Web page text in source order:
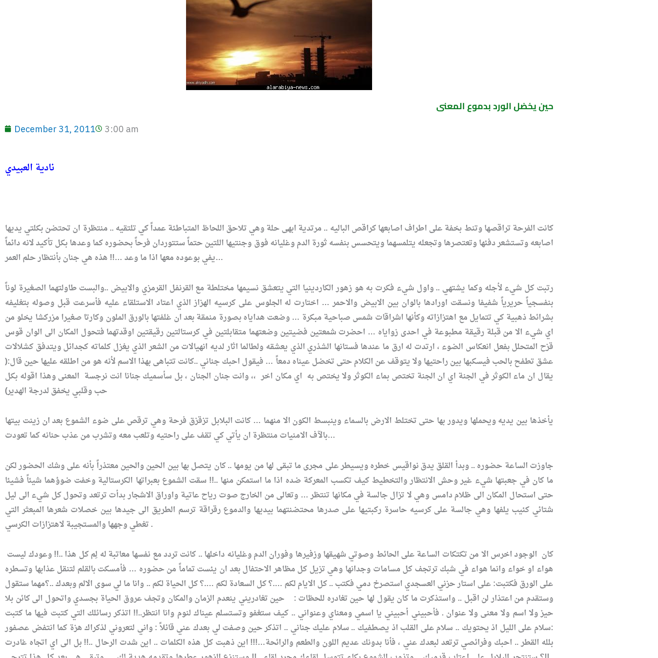
حين يخضل الورد بدموع المعنى
December 31, 2011 3:00 am
نادية العبيدي
كانت الفرحة تراقصها وتنط بخفة على اطراف اصابعها كراقص الباليه .. مرتدية ابهى حلة وهي تلاحق اللحاظ المتباطئة عمداً كي تلتقيه .. منتظرة ان تحتضن بكلتي يديها
اصابعه وتستشعر دفئها وتعتصرها وتجعله يتلمسهما ويتحسس بنفسه ثورة الدم وغليانه فوق وجنتيها اللتين حتماً ستتوردان فرحاً بحضوره كما وعدها بكل تأكيد لانه دائماً
يفي بوعوده معها اذا ما وعد …!! هذه هي جنان بأنتظار حلم العمر…
رتبت كل شيء لأجله وكما يشتهي .. واول شيء فكرت به هو زهور الكاردينيا التي يتعشق نسيمها مختلطة مع القرنفل القرمزي والابيض ..والبست طاولتهما الصغيرة لوناً
بنفسجياً حريرياً شفيفا ونسقت اورادها بالوان بين الابيض والاحمر … اختارت له الجلوس على كرسيه الهزاز الذي اعتاد الاستلقاء عليه فأسرعت قبل وصوله بتغليفه
بشرائط ذهبية كي تتمايل مع اهتزازاته وكأنها اشراقات شمس صباحية مبكرة … وضعت هداياه بصورة منمقة بعد ان غلفتها بالورق الملون وكارتا صغيرا مزركشا يخلو من
اي شيء الا من قبلة رقيقة مطبوعة في احدى زواياه … احضرت شمعتين فضيتين وضعتهما متقابلتين في كرستالتين رقيقتين اوقدتهما فتحول المكان الى الوان قوس
قزح المتحلل بفعل انعكاس الضوء ، ارتدت له ارق ما عندها فستانها الشذري الذي يعشقه ولطالما اثار لديه انهيالات من الشعر الذي يغزل كلماته كجدائل ويتدفق كشلالات
عشق تطفح بالحب فيسكبها بين راحتيها ولا يتوقف عن الكلام حتى تخضل عيناه دمعاً … فيقول احبك جناني ..كانت تتباهى بهذا الاسم لأنه هو من اطلقه عليها حين قال:(
يقال ان ماء الكوثر في الجنة اي ان الجنة تختص بماء الكوثر ولا يختص به اي مكان اخر ،، وانت جنان الجنان ، بل سأسميك جنانا انت نرجسة المعنى وهذا اقوله بكل
حب وقلبي يخفق لدرجة الهدير)
يأخذها بين يديه ويحملها ويدور بها حتى تختلط الارض بالسماء وينبسط الكون الا منهما … كانت البلابل تزقزق فرحة وهي ترقص على ضوء الشموع بعد ان زينت بيتها
بالآف الامنيات منتظرة ان يأتي كي تقف على راحتيه وتلعب معه وتشرب من عذب حنانه كما تعودت…
جاوزت الساعة حضوره .. وبدأ القلق يدق نواقيس خطره ويسيطر على مجرى ما تبقى لها من يومها .. كان يتصل بها بين الحين والحين معتذراً بأنه على وشك الحضور لكن
ما كان في جعبتها شيء غير وحش الانتظار والتخطيط كيف تكسب المعركة ضده اذا ما استمكن منها ..!! سقت الشموع بعبراتها الكرستالية وخفت ضوؤهما شيئاً فشيئا
حتى استحال المكان الى ظلام دامس وهي لا تزال جالسة في مكانها تنتظر … وتعالى من الخارج صوت رياح عاتية واوراق الاشجار بدأت ترتعد وتحول كل شيء الى ليل
شتائي كئيب يلفها وهي جالسة على كرسيه حاسرة ركبتيها على صدرها محتضنتهما بيديها والدموع رقراقة ترسم الطريق الى جيدها بين خصلات شعرها المبعثر التي
تغطي وجهها والمستجيبة لاهتزازات الكرسي .
هواء او خواء وانما هواء في شبك ترتجف كل مسامات وجدانها وهي تزيل كل مظاهر الاحتفال بعد ان يئست تماماً من حضوره … فأمسكت بالقلم لتنقل عذابها وتسطره
على الورق فكتبت: على استار حزني العسجدي استصرخ دمي فكتب .. كل الايام لكم ….؟ كل السعادة لكم ….؟ كل الحياة لكم .. وانا ما لي سوى الالم وبعدك ..؟مهما ستقول
وستقدم من اعتذار لن اقبل .. واستذكرت ما كان يقول لها حين تغادره للحظات : حين تغادريني ينعدم الزمان والمكان وتجف عروق الحياة بجسدي واتحول الى كائن بلا
حيز ولا اسم ولا معنى ولا عنوان . فأحبيني أحبيني يا اسمي ومعناي وعنواني .. كيف ستغفو وتستسلم عيناك لنوم وانا انتظر..!! اتذكر رسائلك التي كتبت فيها ما كتبت
:سلام على الليل اذ يحتويك .. سلام على القلب اذ يصطفيك .. سلام عليك جناني .. اتذكر حين وصفت لي بعدك عني قائلاً : واني لتعروني لذكراك هزة كما انتفض عصفور
بلله القطر .. احبك وفرائصي ترتعد لبعدك عني ، فأنا بدونك عديم اللون والطعم والرائحة…!!! اين ذهبت كل هذه الكلمات .. اين شدت الرحال ..!! بل الى اي اتجاه غادرت